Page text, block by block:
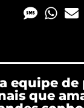
equipe de
que